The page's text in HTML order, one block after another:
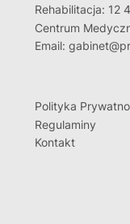
Rehabilitacja: 12
Centrum
Email:
Polityka
Regulaminy
Kontakt